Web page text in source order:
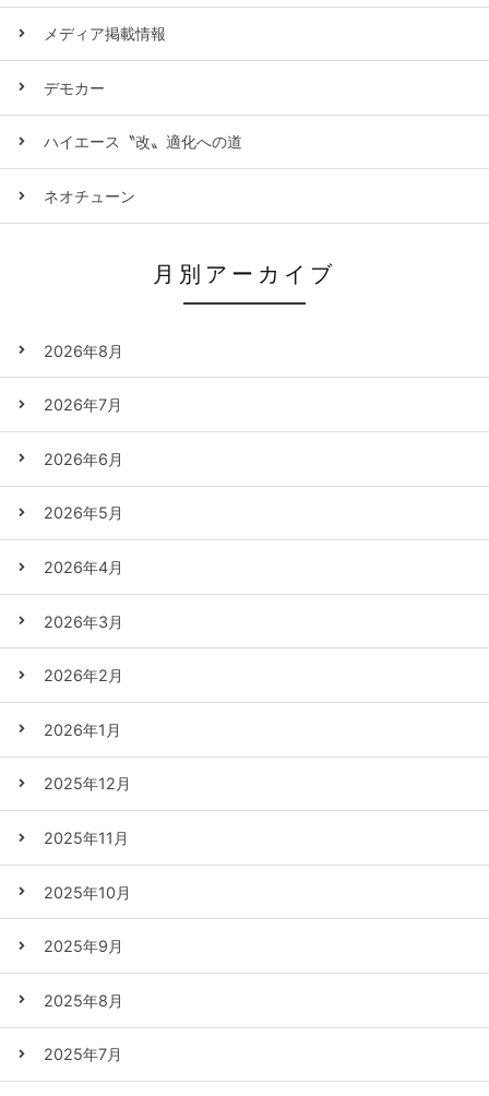
メディア掲載情報
デモカー
ハイエース〝改〟適化への道
ネオチューン
月別アーカイブ
2026年8月
2026年7月
2026年6月
2026年5月
2026年4月
2026年3月
2026年2月
2026年1月
2025年12月
2025年11月
2025年10月
2025年9月
2025年8月
2025年7月